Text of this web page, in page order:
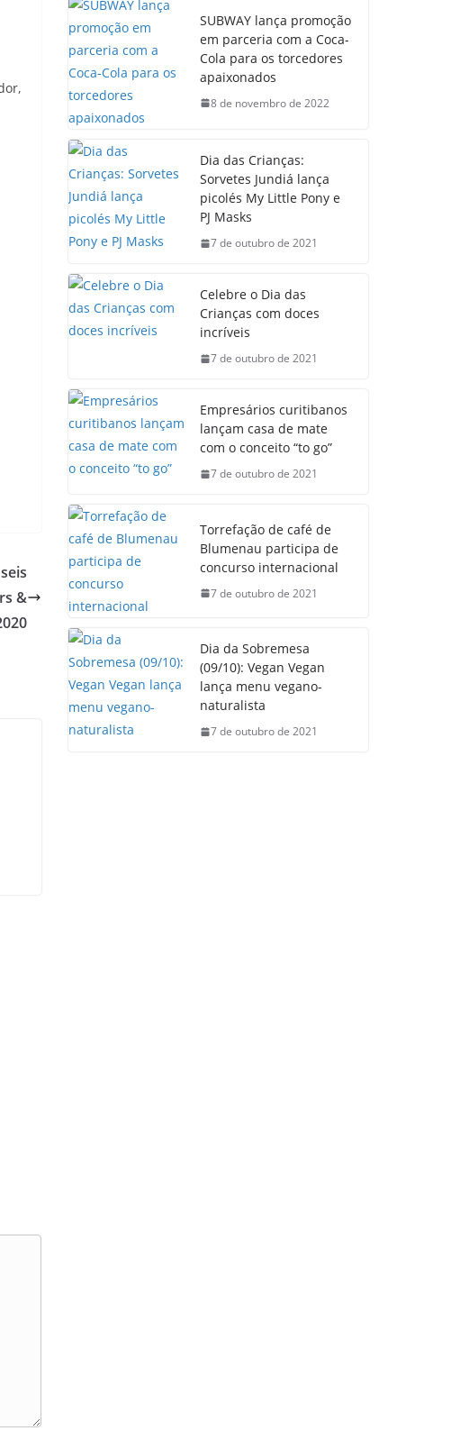
&
SUBWAY lança promoção
em parceria com a Coca-
Cola para os torcedores
apaixonados
8 de novembro de 2022
Dia das Crianças:
Sorvetes Jundiá lança
picolés My Little Pony e
PJ Masks
7 de outubro de 2021
Celebre o Dia das
Crianças com doces
incríveis
7 de outubro de 2021
Empresários curitibanos
lançam casa de mate
com o conceito “to go”
7 de outubro de 2021
Torrefação de café de
Blumenau participa de
concurso internacional
7 de outubro de 2021
Dia da Sobremesa
(09/10): Vegan Vegan
lança menu vegano-
naturalista
7 de outubro de 2021